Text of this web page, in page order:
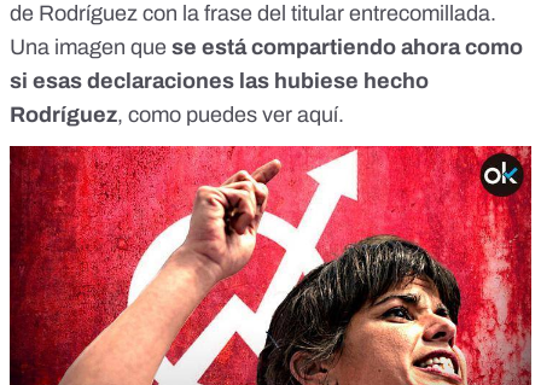
de Rodríguez con la frase del titular entrecomillada.
Una imagen que se está compartiendo ahora como
si esas declaraciones las hubiese hecho
Rodríguez, como puedes ver aquí.